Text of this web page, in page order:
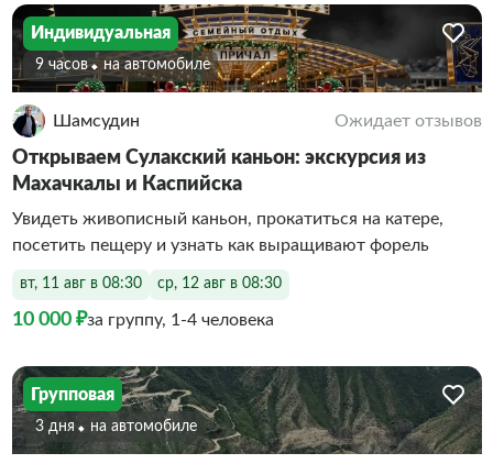
Индивидуальная
9 часов На автомобиле
Шамсудин Ожидает отзывов
Открываем Сулакский каньон: экскурсия из
Махачкалы и Каспийска
Увидеть живописный каньон, прокатиться на катере,
посетить пещеру и узнать как выращивают форель
вт, 11 авг в 08:30 ср, 12 авг в 08:30
10 000 ₽за группу, 1-4 человека
Групповая
3 дня На автомобиле